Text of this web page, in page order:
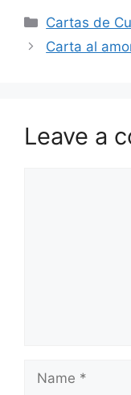
Categories
Cartas de
Carta al
Leave a